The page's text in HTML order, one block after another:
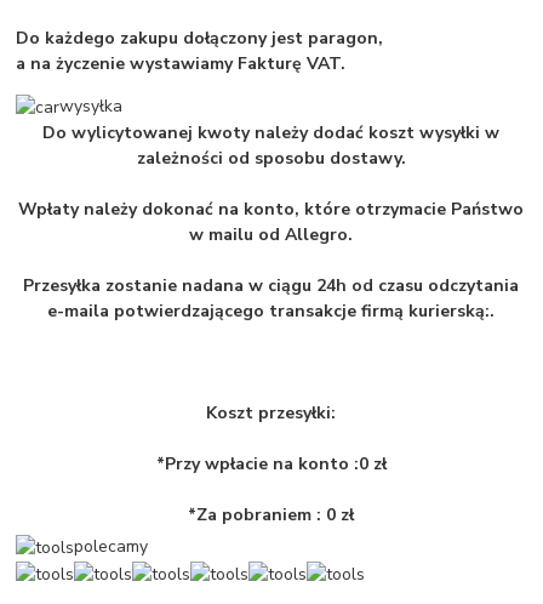
Do każdego zakupu dołączony jest paragon,
a na życzenie wystawiamy Fakturę VAT.
wysyłka
Do wylicytowanej kwoty należy dodać koszt wysyłki w
zależności od sposobu dostawy.
Wpłaty należy dokonać na konto, które otrzymacie Państwo
w mailu od Allegro.
Przesyłka zostanie nadana w ciągu 24h od czasu odczytania
e-maila potwierdzającego transakcje firmą kurierską:.
Koszt przesyłki:
*Przy wpłacie na konto :0 zł
*Za pobraniem : 0 zł
polecamy